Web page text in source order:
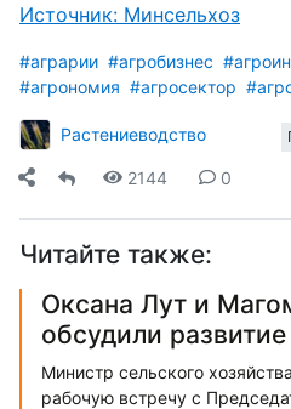
Источник: Минсельхоз
#аграрии #агробизнес
#агрономия #агросектор
Растениеводство
2144 0
Читайте также:
Оксана Лут и
обсудили
Министр сельского
рабочую встречу с